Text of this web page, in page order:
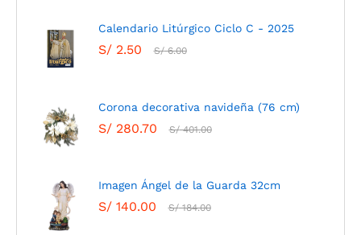
Calendario Litúrgico Ciclo C - 2025
S/2.50 S/6.00
Corona decorativa navideña (76 cm)
S/280.70 S/401.00
Imagen Ángel de la Guarda 32cm
S/140.00 S/184.00